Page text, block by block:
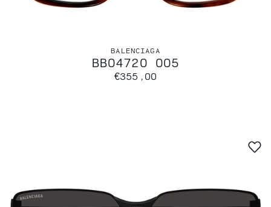
BALENCIAGA
BB0472O 005
€355,00